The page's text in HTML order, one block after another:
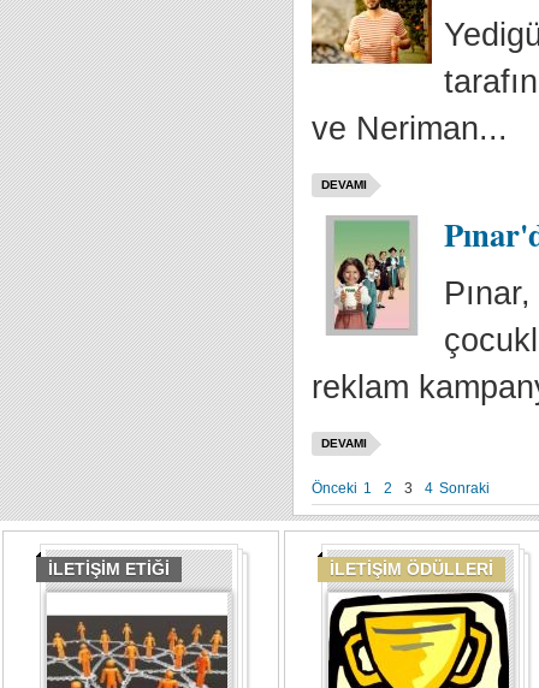
ve Neriman...
DEVAMI
reklam
DEVAMI
Önceki 1 2 3 4 Sonraki
İLETİŞİM ETİĞİ İLETİŞİM ÖDÜLLERİ